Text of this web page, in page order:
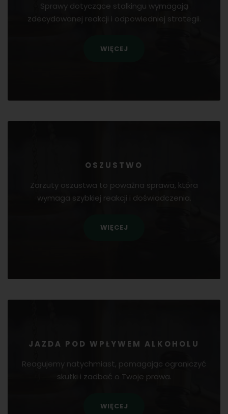
Sprawy dotyczące stalkingu wymagają
zdecydowanej reakcji i odpowiedniej strategii.
WIĘCEJ
OSZUSTWO
Zarzuty oszustwa to poważna sprawa, która
wymaga szybkiej reakcji i doświadczenia.
WIĘCEJ
JAZDA POD WPŁYWEM ALKOHOLU
Reagujemy natychmiast, pomagając ograniczyć
skutki i zadbać o Twoje prawa.
WIĘCEJ